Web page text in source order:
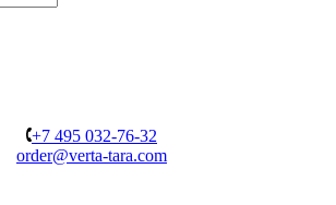
+7 495 032-76-32
order@verta-tara.com